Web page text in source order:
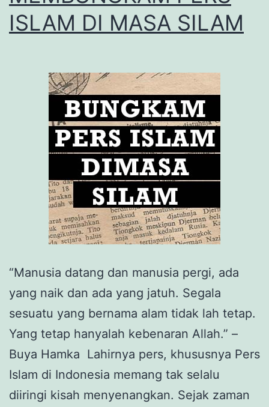
ISLAM DI MASA SILAM
“Manusia datang dan manusia pergi, ada
yang naik dan ada yang jatuh. Segala
sesuatu yang bernama alam tidak lah tetap.
Yang tetap hanyalah kebenaran Allah.” –
Buya Hamka Lahirnya pers, khususnya Pers
Islam di Indonesia memang tak selalu
diiringi kisah menyenangkan. Sejak zaman